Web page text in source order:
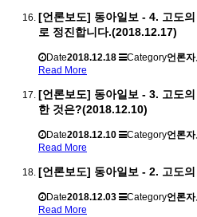
[언론보도] 동아일보 - 4. 고도
로 정진합니다.(2018.12.17)
Date2018.12.18 Category언론
Read More
[언론보도] 동아일보 - 3. 고도
한 것은?(2018.12.10)
Date2018.12.10 Category언론
Read More
[언론보도] 동아일보 - 2. 고도
Date2018.12.03 Category언론
Read More